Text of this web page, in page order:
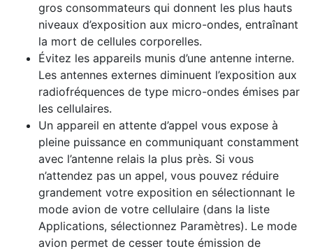
gros consommateurs qui donnent les plus hauts
niveaux d’exposition aux micro-ondes, entraînant
la mort de cellules corporelles.
Évitez les appareils munis d’une antenne interne.
Les antennes externes diminuent l’exposition aux
radiofréquences de type micro-ondes émises par
les cellulaires.
Un appareil en attente d’appel vous expose à
pleine puissance en communiquant constamment
avec l’antenne relais la plus près. Si vous
n’attendez pas un appel, vous pouvez réduire
grandement votre exposition en sélectionnant le
mode avion de votre cellulaire (dans la liste
Applications, sélectionnez Paramètres). Le mode
avion permet de cesser toute émission de